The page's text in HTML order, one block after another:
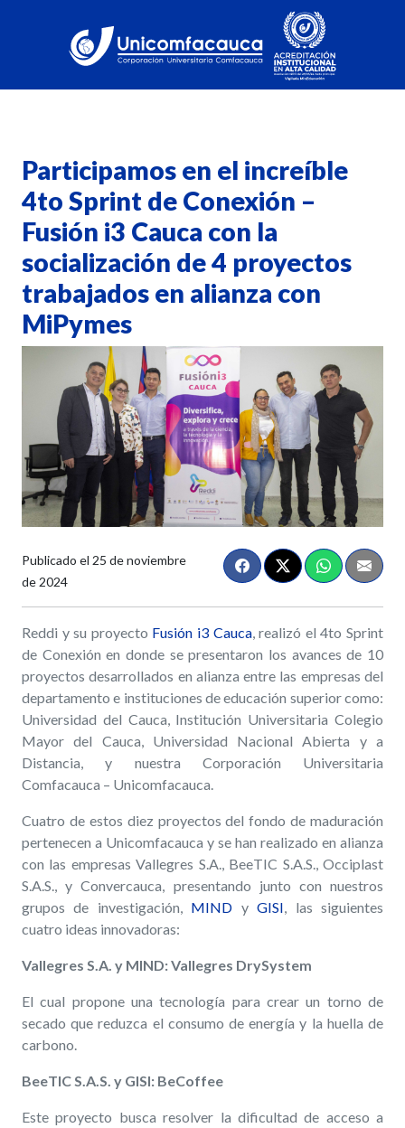
Participamos en el increíble
4to Sprint de Conexión –
Fusión i3 Cauca con la
socialización de 4 proyectos
trabajados en alianza con
MiPymes
Publicado el 25 de noviembre
de 2024
​​Reddi y su proyecto Fusión i3 Cauca, realizó el 4to Sprint
de Conexión en donde se presentaron los avances de 10
proyectos desarrollados en alianza entre las empresas del
departamento e instituciones de educación superior como:
Universidad del Cauca, Institución Universitaria Colegio
Mayor del Cauca, Universidad Nacional Abierta y a
Distancia, y nuestra Corporación Universitaria
Comfacauca – Unicomfacauca.
Cuatro de estos diez proyectos del fondo de maduración
pertenecen a Unicomfacauca y se han realizado en alianza
con las empresas Vallegres S.A., BeeTIC S.A.S., Occiplast
S.A.S., y Convercauca, presentando junto con nuestros
grupos de investigación, MIND yGISI , las siguientes
cuatro ideas innovadoras:
Vallegres S.A. y MIND: Vallegres DrySystem
El cual propone una tecnología para crear un torno de
secado que reduzca el consumo de energía y la huella de
carbono.
BeeTIC S.A.S. y GISI: BeCoffee
Este proyecto busca resolver la dificultad de acceso a